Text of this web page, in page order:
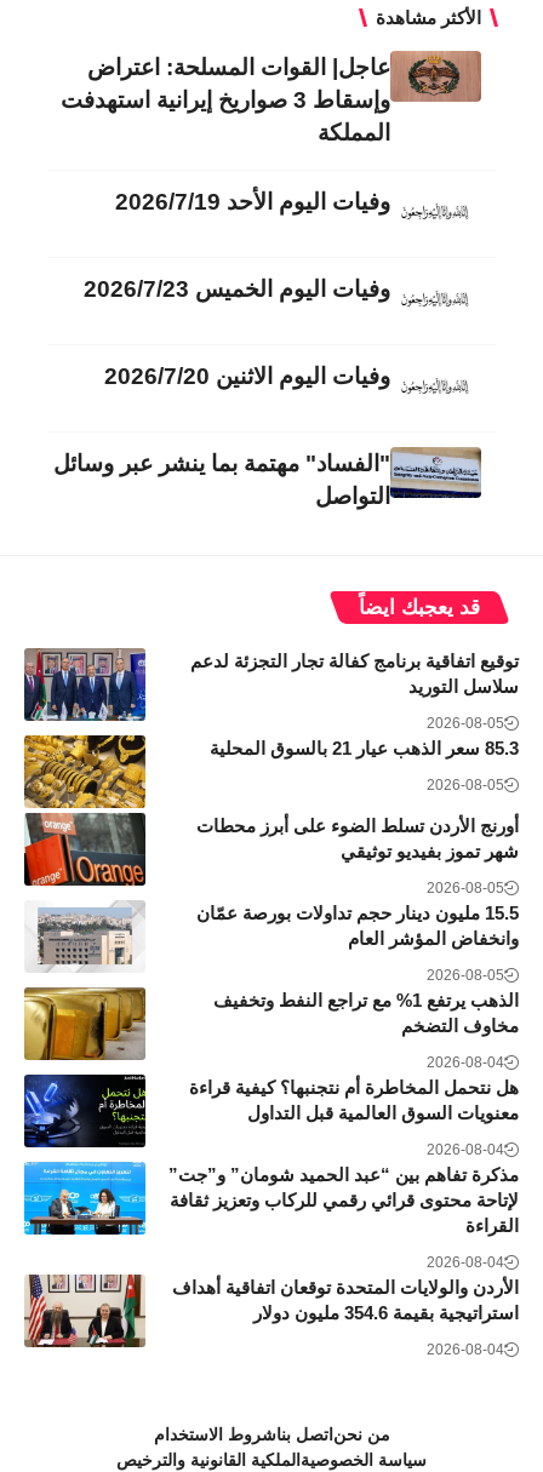
الأكثر مشاهدة
عاجل| القوات المسلحة: اعتراض
وإسقاط 3 صواريخ إيرانية استهدفت
المملكة
وفيات اليوم الأحد 2026/7/19
وفيات اليوم الخميس 2026/7/23
وفيات اليوم الاثنين 2026/7/20
"الفساد" مهتمة بما ينشر عبر وسائل
التواصل
قد يعجبك ايضاً
توقيع اتفاقية برنامج كفالة تجار التجزئة لدعم
سلاسل التوريد
2026-08-05
85.3 سعر الذهب عيار 21 بالسوق المحلية
2026-08-05
أورنج الأردن تسلط الضوء على أبرز محطات
شهر تموز بفيديو توثيقي
2026-08-05
15.5 مليون دينار حجم تداولات بورصة عمّان
وانخفاض المؤشر العام
2026-08-05
الذهب يرتفع 1% مع تراجع النفط وتخفيف
مخاوف التضخم
2026-08-04
هل نتحمل المخاطرة أم نتجنبها؟ كيفية قراءة
معنويات السوق العالمية قبل التداول
2026-08-04
مذكرة تفاهم بين “عبد الحميد شومان” و”جت”
لإتاحة محتوى قرائي رقمي للركاب وتعزيز ثقافة
القراءة
2026-08-04
الأردن والولايات المتحدة توقعان اتفاقية أهداف
استراتيجية بقيمة 354.6 مليون دولار
2026-08-04
من نحن اتصل بناشروط الاستخدام
سياسة الخصوصية الملكية القانونية والترخيص